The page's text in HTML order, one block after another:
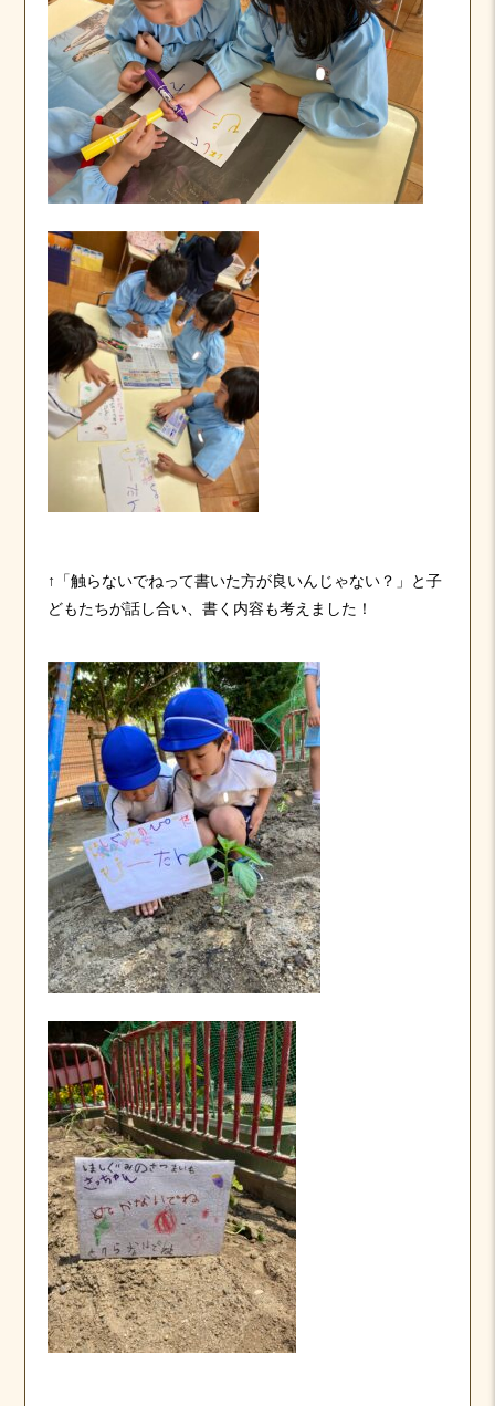
↑「触らないでねって書いた方が良いんじゃない？」と子
どもたちが話し合い、書く内容も考えました！